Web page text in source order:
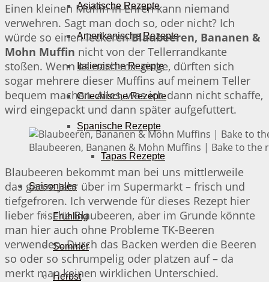
Asiatische Rezepte
Amerikanische Rezepte
Italienische Rezepte
Griechische Rezepte
Spanische Rezepte
Tapas Rezepte
Saisonales
Frühling
Sommer
Herbst
Einen kleinen Muffin in Ehren kann niemand
verwehren. Sagt man doch so, oder nicht? Ich
würde so einen leckerenBlaubeeren, Bananen &
Mohn Muffin nicht von der Tellerrandkante
stoßen. Wenn es nach mir ginge, dürften sich
sogar mehrere dieser Muffins auf meinem Teller
bequem machen. Alles, was ich dann nicht schaffe,
wird eingepackt und dann später aufgefuttert.
Blaubeeren, Bananen & Mohn Muffins | Bake to the
Blaubeeren bekommt man bei uns mittlerweile
das ganze Jahr über im Supermarkt – frisch und
tiefgefroren. Ich verwende für dieses Rezept hier
lieber frische Blaubeeren, aber im Grunde könnte
man hier auch ohne Probleme TK-Beeren
verwenden. Durch das Backen werden die Beeren
so oder so schrumpelig oder platzen auf – da
merkt man keinen wirklichen Unterschied.